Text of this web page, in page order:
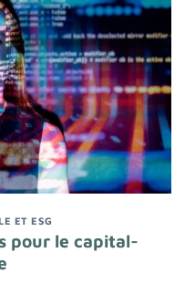
ET ESG
pour le capital-